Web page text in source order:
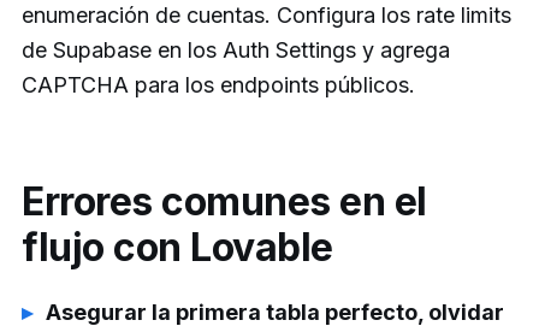
enumeración de cuentas. Configura los rate limits
de Supabase en los Auth Settings y agrega
CAPTCHA para los endpoints públicos.
Errores comunes en el
flujo con Lovable
Asegurar la primera tabla perfecto, olvidar